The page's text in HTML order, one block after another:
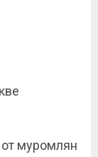
муромлян